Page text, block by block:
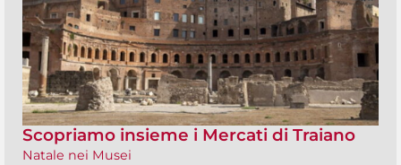
Scopriamo insieme i Mercati di Traiano
Natale nei Musei